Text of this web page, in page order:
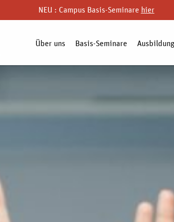
NEU : Campus Basis-Seminare hier
Über uns Basis-Seminare